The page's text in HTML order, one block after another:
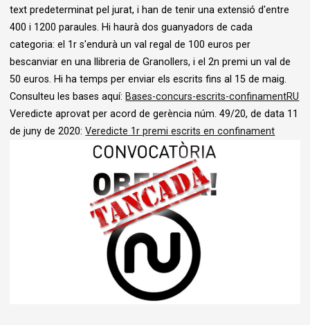
text predeterminat pel jurat, i han de tenir una extensió d'entre
400 i 1200 paraules. Hi haurà dos guanyadors de cada
categoria: el 1r s'endurà un val regal de 100 euros per
bescanviar en una llibreria de Granollers, i el 2n premi un val de
50 euros. Hi ha temps per enviar els escrits fins al 15 de maig.
Consulteu les bases aquí: Bases-concurs-escrits-confinamentRU
Veredicte aprovat per acord de gerència núm. 49/20, de data 11
de juny de 2020:Veredicte 1r premi escrits en confinament